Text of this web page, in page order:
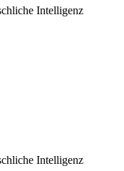
Intelligenz
Intelligenz